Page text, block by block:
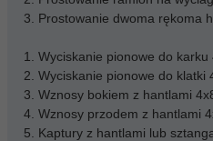
3. Prostowanie dwoma rękoma
1. Wyciskanie pionowe do karku
2. Wyciskanie pionowe do klatki
3. Wznosy bokiem z hantlami
4. Wznosy przodem z hantlami
5. Kaptury z hantlami lub